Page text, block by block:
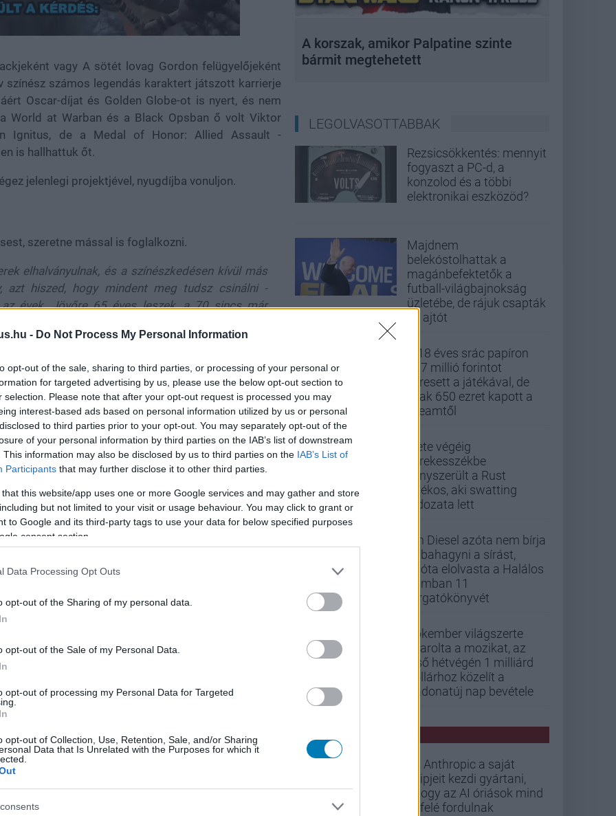
- Do Not Process My Personal Information
opt-out of the sale, sharing to third parties, or processing of your personal or
for targeted advertising by us, please use the below opt-out section to
selection. Please note that after your opt-out request is processed you may
interest-based ads based on personal information utilized by us or personal
to third parties prior to your opt-out. You may separately opt-out of the
of your personal information by third parties on the IAB’s list of downstream
This information may also be disclosed by us to third parties on the IAB’s List of
Participants that may further disclose it to other third parties.
that this website/app uses one or more Google services and may gather and store
but not limited to your visit or usage behaviour. You may click to grant or
to Google and its third-party tags to use your data for below specified purposes
consent section.
Data Processing Opt Outs
opt-out of the Sharing of my personal data.
opt-out of the Sale of my Personal Data.
opt-out of processing my Personal Data for Targeted
opt-out of Collection, Use, Retention, Sale, and/or Sharing
Data that Is Unrelated with the Purposes for which it
vagy A sötét lovag Gordon felügyelőjeként
számos legendás karaktert játszott karrierje
Oscar-díjat és Golden Globe-ot is nyert, és nem
World at Warban és a Black Opsban ő volt Viktor
Ignitus, de a Medal of Honor: Allied Assault -
is hallhattuk őt.
jelenlegi projektjével, nyugdíjba vonuljon.
szeretne mással is foglalkozni.
elhalványulnak, és a színészkedésen kívül más
azt hiszed, hogy mindent meg tudsz csinálni -
évek. Jövőre 65 éves leszek, a 70 sincs már
Nagyon boldog, kitüntetett és kiváltságos lennék,
visszavonulhatnék".
is öröm lesz nézni benne Oldmant.
jön szembe GSO-n vagy a social médiában.
a legjobbakat,iratkozz fel hírlevelünkre!
hangulata – Jön a második forduló! (X)
A korszak, amikor Palpatine szinte
bármit megtehetett
LEGOLVASOTTABBAK
Rezsicsökkentés: mennyit
fogyaszt a PC-d, a
konzolod és a többi
elektronikai eszközöd?
Majdnem
belekóstolhattak a
magánbefektetők a
futball-világbajnokság
üzletébe, de rájuk csapták
az ajtót
A 18 éves srác papíron
437 millió forintot
keresett a játékával, de
csak 650 ezret kapott a
Steamtől
Élete végéig
kerekesszékbe
kényszerült a Rust
játékos, aki swatting
áldozata lett
Vin Diesel azóta nem bírja
abbahagyni a sírást,
mióta elolvasta a Halálos
iramban 11
forgatókönyvét
Pókember világszerte
letarolta a mozikat, az
első hétvégén 1 milliárd
dollárhoz közelít a
Vadonatúj nap bevétele
Az Anthropic a saját
chipjeit kezdi gyártani,
ahogy az AI óriások mind
befelé fordulnak